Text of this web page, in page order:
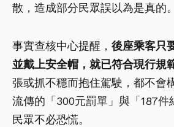
散，造成部分民眾誤以為是真的。
事實查核中心提醒， 後座乘客只
並戴上安全帽，就已符合現行規
張或抓不穩而抱住駕駛，都不會
流傳的「300元罰單」與「187件
民眾不必恐慌。